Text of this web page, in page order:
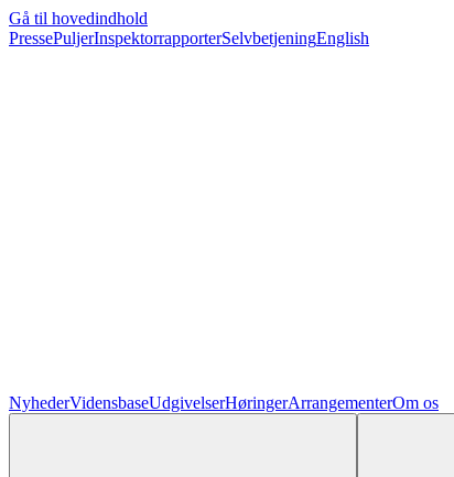
Gå til hovedindhold
PressePuljerInspektorrapporterSelvbetjeningEnglish
NyhederVidensbaseUdgivelserHøringerArrangementerOm os